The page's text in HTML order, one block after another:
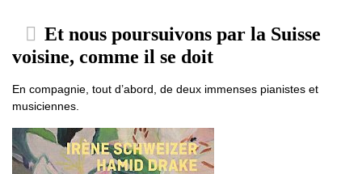
Et nous poursuivons par la Suisse
voisine, comme il se doit
En compagnie, tout d’abord, de deux immenses pianistes et
musiciennes.